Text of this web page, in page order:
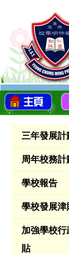
三年發展計
周年校務計
學校報告
學校發展津
加強學校
貼